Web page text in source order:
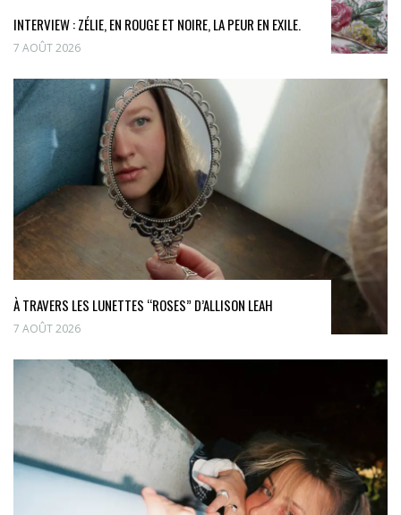
INTERVIEW : ZÉLIE, EN ROUGE ET NOIRE, LA PEUR EN EXILE.
7 AOÛT 2026
À TRAVERS LES LUNETTES “ROSES” D’ALLISON LEAH
7 AOÛT 2026